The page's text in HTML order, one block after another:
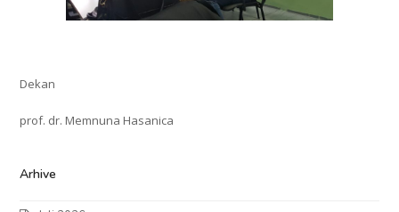
Dekan
prof. dr. Memnuna Hasanica
Arhive